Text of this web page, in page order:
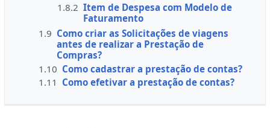
1.8.2 Item de Despesa com Modelo de
Faturamento
1.9 Como criar as Solicitações de viagens
antes de realizar a Prestação de
Compras?
1.10 Como cadastrar a prestação de contas?
1.11 Como efetivar a prestação de contas?